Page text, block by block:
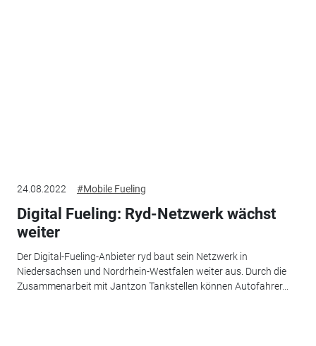
24.08.2022 #Mobile Fueling
Digital Fueling: Ryd-Netzwerk wächst
weiter
Der Digital-Fueling-Anbieter ryd baut sein Netzwerk in
Niedersachsen und Nordrhein-Westfalen weiter aus. Durch die
Zusammenarbeit mit Jantzon Tankstellen können Autofahrer...